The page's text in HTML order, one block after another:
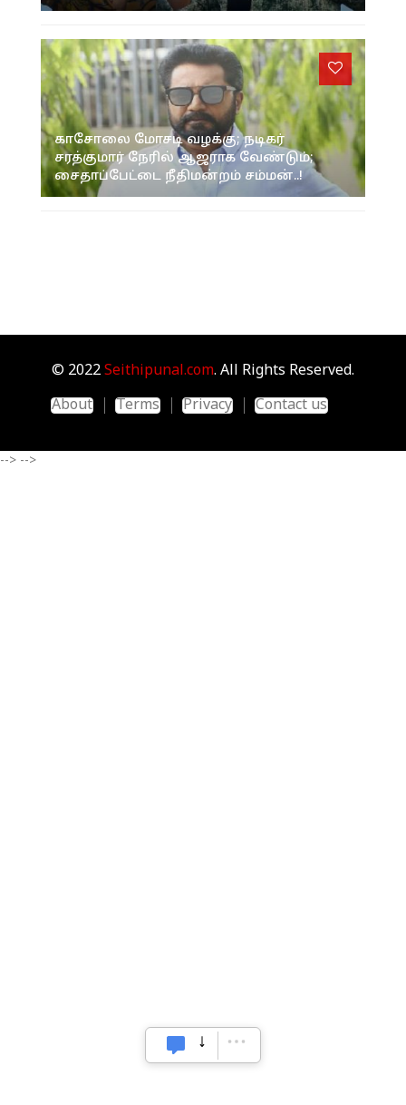
காசோலை மோசடி வழக்கு; நடிகர்
சரத்குமார் நேரில் ஆஜராக வேண்டும்;
சைதாப்பேட்டை நீதிமன்றம் சம்மன்..!
© 2022 Seithipunal.com. All Rights Reserved.
About
Terms Privacy Contact us
--> -->